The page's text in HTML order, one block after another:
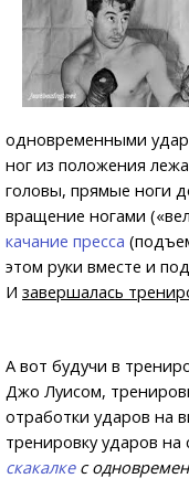
одновременными
ног из положения
головы, прямые ноги
вращение ногами
качание пресса
этом руки вместе и
И завершалась
А вот будучи в
Джо Луисом,
отработки ударов на
тренировку ударов на
скакалкес